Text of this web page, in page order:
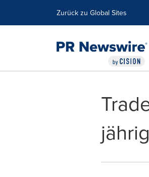
Zurück zu Global Sites